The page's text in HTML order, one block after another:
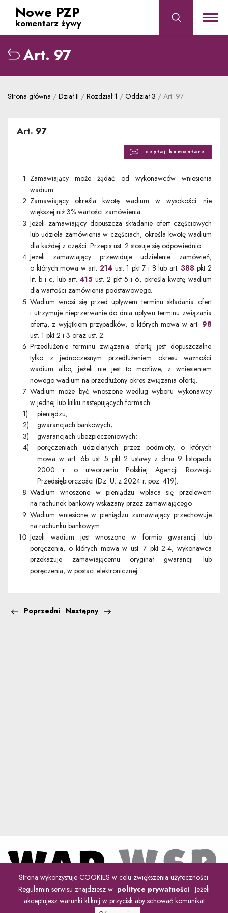
Nowe PZP
komentarz żywy
Art. 97
Strona główna / Dział II / Rozdział 1 / Oddział 3 / Art. 97
Art. 97
czytaj komentarz
Zamawiający może żądać od wykonawców wniesienia
wadium.
Zamawiający określa kwotę wadium w wysokości nie
większej niż 3% wartości zamówienia.
Jeżeli zamawiający dopuszcza składanie ofert częściowych
lub udziela zamówienia w częściach, określa kwotę wadium
dla każdej z części. Przepis ust. 2 stosuje się odpowiednio.
Jeżeli zamawiający przewiduje udzielenie zamówień,
o których mowa w art.214 ust. 1 pkt 7 i 8 lub art. 388 pkt 2
lit. b i c, lub art.415 ust. 2 pkt 5 i 6, określa kwotę wadium
dla wartości zamówienia podstawowego.
Wadium wnosi się przed upływem terminu składania ofert
i utrzymuje nieprzerwanie do dnia upływu terminu związania
ofertą, z wyjątkiem przypadków, o których mowa w art. 98
ust. 1 pkt 2 i 3 oraz ust. 2.
Przedłużenie terminu związania ofertą jest dopuszczalne
tylko z jednoczesnym przedłużeniem okresu ważności
wadium albo, jeżeli nie jest to możliwe, z wniesieniem
nowego wadium na przedłużony okres związania ofertą.
Wadium może być wnoszone według wyboru wykonawcy
w jednej lub kilku następujących formach:
pieniądzu;
gwarancjach bankowych;
gwarancjach ubezpieczeniowych;
poręczeniach udzielanych przez podmioty, o których
mowa w art. 6b ust. 5 pkt 2 ustawy z dnia 9 listopada
2000 r. o utworzeniu Polskiej Agencji Rozwoju
Przedsiębiorczości (Dz. U. z 2024 r. poz. 419).
Wadium wnoszone w pieniądzu wpłaca się przelewem
na rachunek bankowy wskazany przez zamawiającego.
Wadium wniesione w pieniądzu zamawiający przechowuje
na rachunku bankowym.
Jeżeli wadium jest wnoszone w formie gwarancji lub
poręczenia, o których mowa w ust. 7 pkt 2-4, wykonawca
przekazuje zamawiającemu oryginał gwarancji lub
poręczenia, w postaci elektronicznej.
Poprzedni Następny
Strona wykorzystuje COOKIES w celu zwiększenia użyteczności.
Regulamin serwisu znajdziesz w polityce prywatności . Jeżeli
akceptujesz warunki kliknij w przycisk aby schować komunikat